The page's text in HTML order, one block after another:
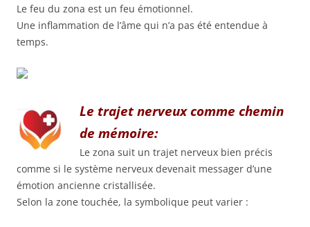
Le feu du zona est un feu émotionnel.
Une inflammation de l’âme qui n’a pas été entendue à
temps.
Le trajet nerveux comme chemin
de mémoire:
Le zona suit un trajet nerveux bien précis
comme si le système nerveux devenait messager d’une
émotion ancienne cristallisée.
Selon la zone touchée, la symbolique peut varier :